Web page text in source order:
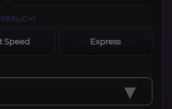
Speed Express
▾